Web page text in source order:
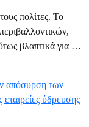
πολίτες. Το
βλαπτικά για το